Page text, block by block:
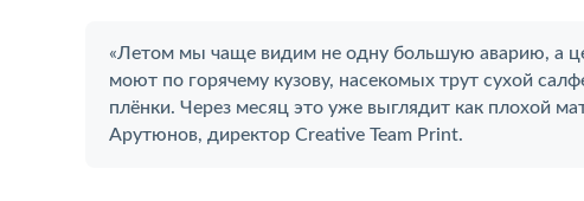
«Летом мы чаще видим не одну большую аварию, а
моют по горячему кузову, насекомых трут сухой
плёнки. Через месяц это уже выглядит как плохой
Арутюнов, директор Creative Team Print.